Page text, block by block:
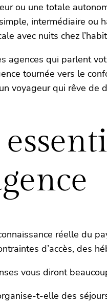
ou une totale
intermédiaire ou
avec nuits chez
agences qui parlent
tournée vers le
voyageur qui rêve de
réelle du
d’accès, des
vous diront
t-elle des